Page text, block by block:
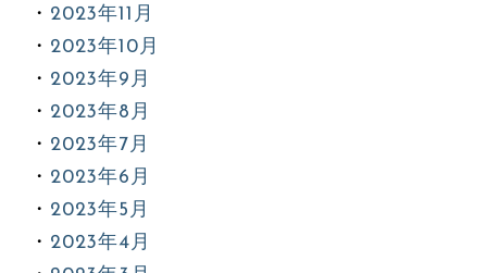
2023年11月
2023年10月
2023年9月
2023年8月
2023年7月
2023年6月
2023年5月
2023年4月